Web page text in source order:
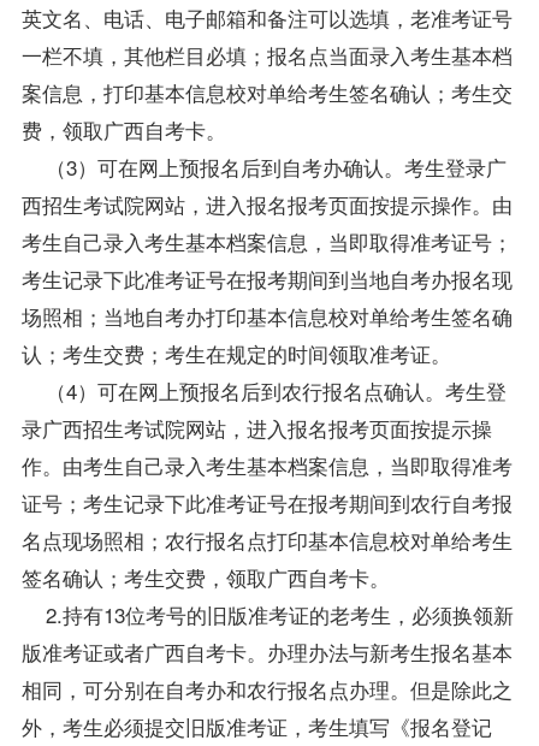
英文名、电话、电子邮箱和备注可以选填，老准考证号
一栏不填，其他栏目必填；报名点当面录入考生基本档
案信息，打印基本信息校对单给考生签名确认；考生交
费，领取广西自考卡。
（3）可在网上预报名后到自考办确认。考生登录广
西招生考试院网站，进入报名报考页面按提示操作。由
考生自己录入考生基本档案信息，当即取得准考证号；
考生记录下此准考证号在报考期间到当地自考办报名现
场照相；当地自考办打印基本信息校对单给考生签名确
认；考生交费；考生在规定的时间领取准考证。
（4）可在网上预报名后到农行报名点确认。考生登
录广西招生考试院网站，进入报名报考页面按提示操
作。由考生自己录入考生基本档案信息，当即取得准考
证号；考生记录下此准考证号在报考期间到农行自考报
名点现场照相；农行报名点打印基本信息校对单给考生
签名确认；考生交费，领取广西自考卡。
2.持有13位考号的旧版准考证的老考生，必须换领新
版准考证或者广西自考卡。办理办法与新考生报名基本
相同，可分别在自考办和农行报名点办理。但是除此之
外，考生必须提交旧版准考证，考生填写《报名登记